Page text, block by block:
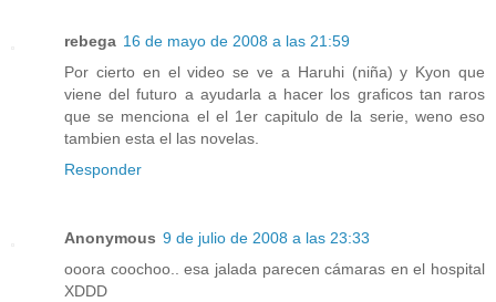
rebega 16 de mayo de 2008 a las 21:59
Por cierto en el video se ve a Haruhi (niña) y Kyon que
viene del futuro a ayudarla a hacer los graficos tan raros
que se menciona el el 1er capitulo de la serie, weno eso
tambien esta el las novelas.
Responder
Anonymous 9 de julio de 2008 a las 23:33
ooora coochoo.. esa jalada parecen cámaras en el hospital
XDDD